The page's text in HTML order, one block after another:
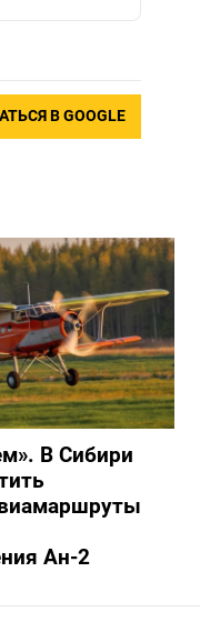
В GOOGLE
В Сибири
Ан-2